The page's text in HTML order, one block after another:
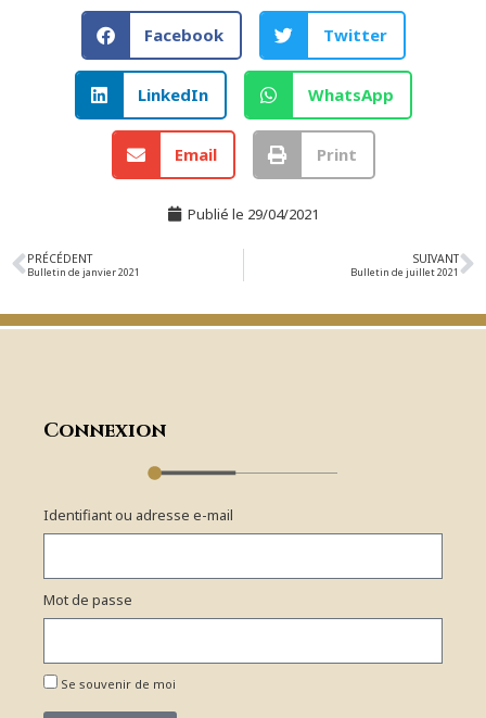
Facebook Twitter
LinkedIn WhatsApp
Email Print
Publié le 29/04/2021
PRÉCÉDENT
Bulletin de janvier 2021
SUIVANT
Bulletin de juillet 2021
Connexion
Identifiant ou adresse e-mail
Mot de passe
Se souvenir de moi